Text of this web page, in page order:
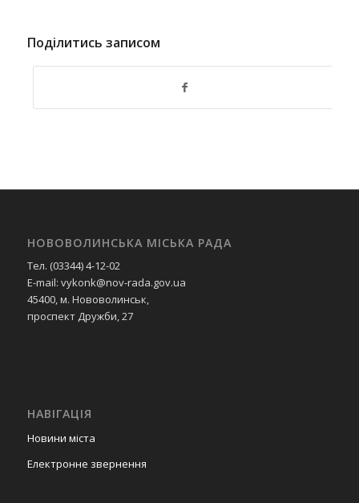
Поділитись записом
НОВОВОЛИНСЬКА МІСЬКА РАДА
Тел. (03344) 4-12-02
E-mail: vykonk@nov-rada.gov.ua
45400, м. Нововолинськ,
проспект Дружби, 27
НАВІГАЦІЯ
Новини міста
Електронне звернення